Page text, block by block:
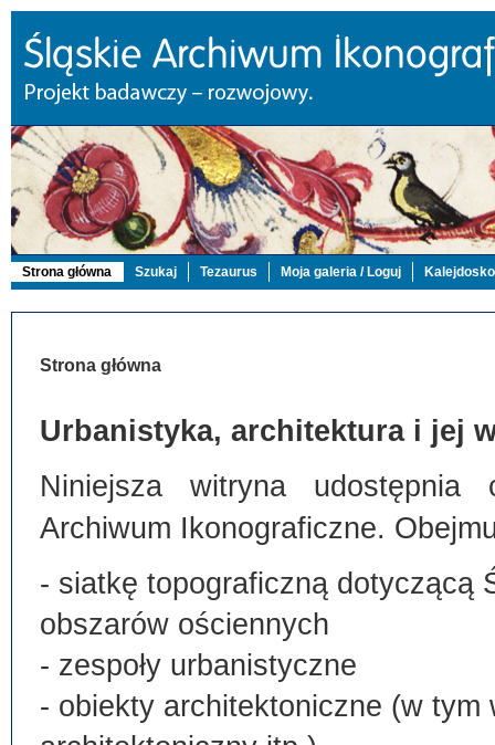
Strona główna Szukaj Tezaurus Moja galeria / Loguj
Strona główna
Urbanistyka, architektura i jej
Niniejsza witryna
Archiwum Ikonograficzne.
- siatkę topograficzną dotyczącą
obszarów ościennych
- zespoły urbanistyczne
- obiekty architektoniczne (w